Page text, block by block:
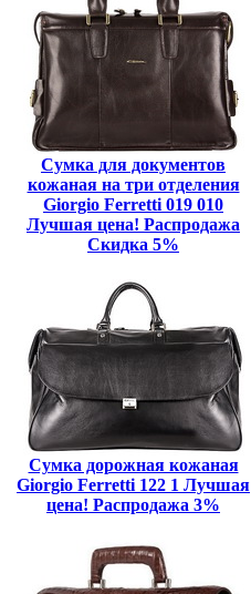
Сумка для документов
кожаная на три отделения
Giorgio Ferretti 019 010
Лучшая цена! Распродажа
Скидка 5%
Сумка дорожная кожаная
Giorgio Ferretti 122 1 Лучшая
цена! Распродажа 3%